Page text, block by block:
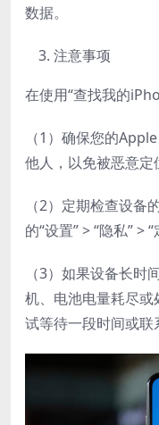
数据。
注意事项
在使用“查找我的
（1）确保您的
他人，以免被恶意定
（2）定期检查设备
的“设置” > “隐私” >
（3）如果设备长时
机、电池电量耗尽
试等待一段时间或联